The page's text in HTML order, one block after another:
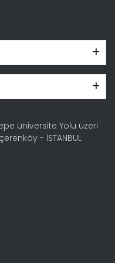
üniversite Yolu üzeri
- İSTANBUL